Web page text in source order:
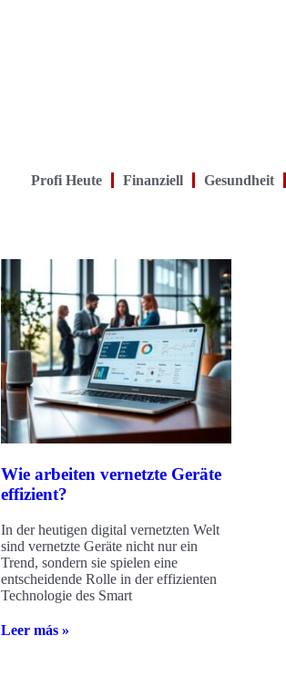
Profi Heute Finanziell Gesundheit
Wie arbeiten vernetzte Geräte
effizient?
In der heutigen digital vernetzten Welt
sind vernetzte Geräte nicht nur ein
Trend, sondern sie spielen eine
entscheidende Rolle in der effizienten
Technologie des Smart
Leer más »